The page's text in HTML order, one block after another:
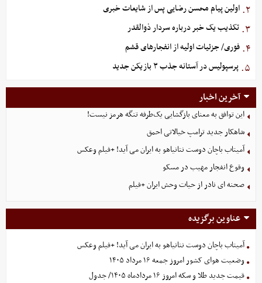
۲. اولین پیام محسن رضایی پس از شایعات خبری
۳. تکذیب یک خبر درباره سردار ذوالقدر
۴. فوری/ جزئیات اولیه از انفجارهای قشم
۵. پرسپولیس در آستانه جذب ۳ بازیکن جدید
آخرین اخبار
این توافق به معنای بازگشایی یک‌طرفه تنگه هرمز نیست!
شاهکار جدید ترامپ خیالاتی احمق
آمیتاب باچان دوست نتانیاهو به ایران می آید! +فیلم وعکس
وقوع انفجار مهیب در مسکو
صحنه ای نادر از حیات وحش ایران +فیلم
عناوین برگزیده
آمیتاب باچان دوست نتانیاهو به ایران می آید! +فیلم وعکس
وضعیت هوای کشور امروز جمعه ۱۶ مرداد ۱۴۰۵
قیمت جدید طلا و سکه امروز ۱۶ مردادماه ۱۴۰۵/ جدول